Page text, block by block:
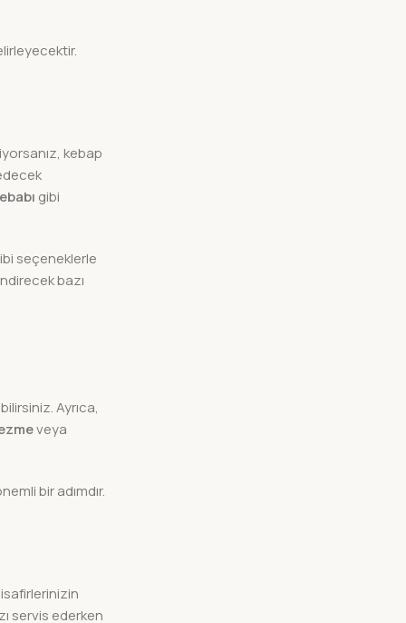
kebap
gibi
seçeneklerle
bazı
Ayrıca,
veya
bir adımdır.
servis ederken